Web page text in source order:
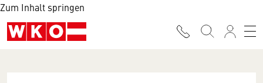
Zum Inhalt springen